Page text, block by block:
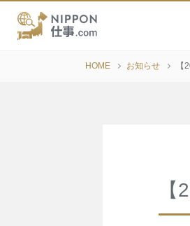
HOME お知らせ